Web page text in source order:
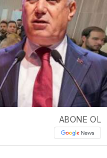
ABONE OL